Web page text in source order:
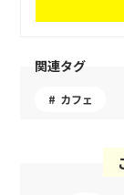
関連タグ
カフェ